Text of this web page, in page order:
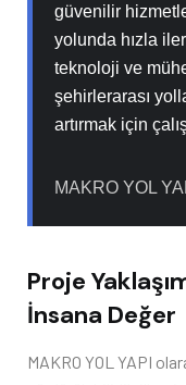
güvenilir
yolunda hızla
teknoloji ve
şehirlerarası
artırmak için
MAKRO YOL
Proje
İnsana Değer
MAKRO YOL YAPI